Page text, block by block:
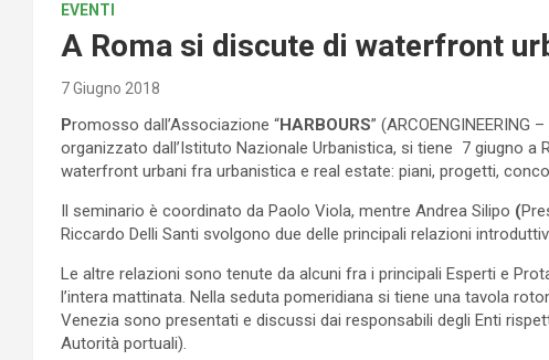
EVENTI
A Roma si discute di waterfront
7 Giugno 2018
Promosso dall’Associazione “HARBOURS” (ARCOENGINEERING
organizzato dall’Istituto Nazionale Urbanistica, si tiene 7 giugno a
waterfront urbani fra urbanistica e real estate: piani, progetti,
Il seminario è coordinato da Paolo Viola, mentre Andrea Silipo (
Riccardo Delli Santi svolgono due delle principali relazioni
Le altre relazioni sono tenute da alcuni fra i principali Esperti e
l’intera mattinata. Nella seduta pomeridiana si tiene una tavola
Venezia sono presentati e discussi dai responsabili degli Enti
Autorità portuali).